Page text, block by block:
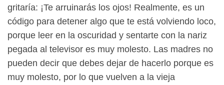
gritaría: ¡Te arruinarás los ojos! Realmente, es un
código para detener algo que te está volviendo loco,
porque leer en la oscuridad y sentarte con la nariz
pegada al televisor es muy molesto. Las madres no
pueden decir que debes dejar de hacerlo porque es
muy molesto, por lo que vuelven a la vieja